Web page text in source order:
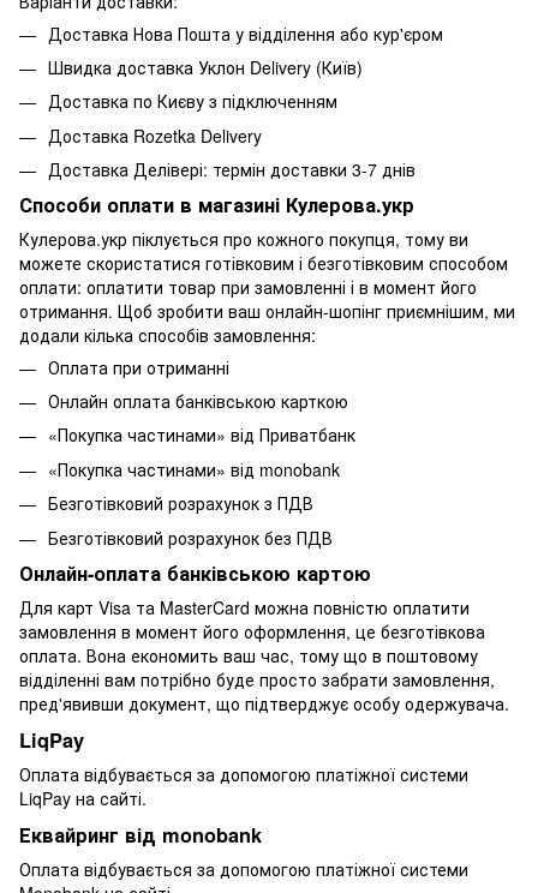
Доставка Нова Пошта у відділення або кур'єром
Швидка доставка Уклон Delivery (Київ)
Доставка по Києву з підключенням
Доставка Rozetka Delivery
Доставка Делівері: термін доставки 3-7 днів
Способи оплати в магазині Кулерова.укр
Кулерова.укр піклується про кожного покупця, тому ви
можете скористатися готівковим і безготівковим способом
оплати: оплатити товар при замовленні і в момент його
отримання. Щоб зробити ваш онлайн-шопінг приємнішим, ми
додали кілька способів замовлення:
Оплата при отриманні
Онлайн оплата банківською карткою
«Покупка частинами» від Приватбанк
«Покупка частинами» від monobank
Безготівковий розрахунок з ПДВ
Безготівковий розрахунок без ПДВ
Онлайн-оплата банківською картою
Для карт Visa та MasterCard можна повністю оплатити
замовлення в момент його оформлення, це безготівкова
оплата. Вона економить ваш час, тому що в поштовому
відділенні вам потрібно буде просто забрати замовлення,
пред'явивши документ, що підтверджує особу одержувача.
LiqPay
Оплата відбувається за допомогою платіжної системи
LiqPay на сайті.
Еквайринг від monobank
Оплата відбувається за допомогою платіжної системи